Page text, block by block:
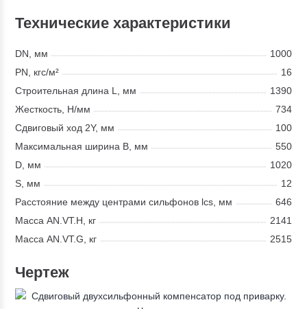
Технические характеристики
DN, мм
1000
PN, кгс/м²
16
Строительная длина L, мм
1390
Жесткость, Н/мм
734
Сдвиговый ход 2Y, мм
100
Максимальная ширина В, мм
550
D, мм
1020
S, мм
12
Расстояние между центрами сильфонов lcs, мм
646
Масса AN.VT.H, кг
2141
Масса AN.VT.G, кг
2515
Чертеж